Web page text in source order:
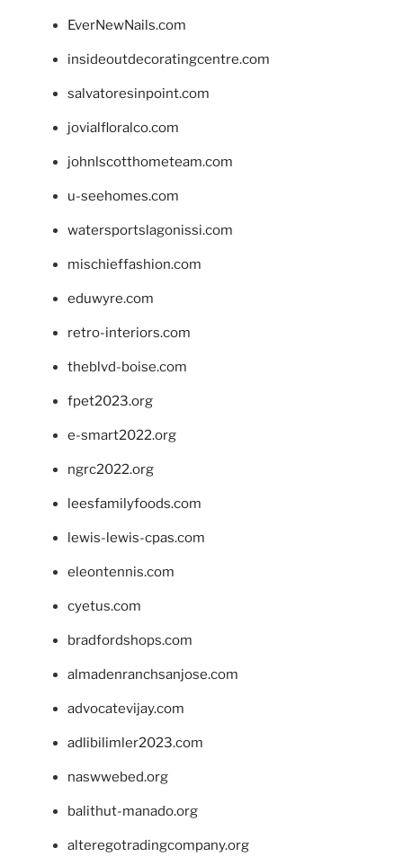
EverNewNails.com
insideoutdecoratingcentre.com
salvatoresinpoint.com
jovialfloralco.com
johnlscotthometeam.com
u-seehomes.com
watersportslagonissi.com
mischieffashion.com
eduwyre.com
retro-interiors.com
theblvd-boise.com
fpet2023.org
e-smart2022.org
ngrc2022.org
leesfamilyfoods.com
lewis-lewis-cpas.com
eleontennis.com
cyetus.com
bradfordshops.com
almadenranchsanjose.com
advocatevijay.com
adlibilimler2023.com
naswwebed.org
balithut-manado.org
alteregotradingcompany.org